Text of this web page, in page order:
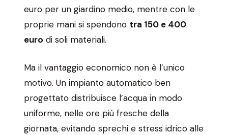
euro per un giardino medio, mentre con le
proprie mani si spendono tra 150 e 400
euro di soli materiali.
Ma il vantaggio economico non è l’unico
motivo. Un impianto automatico ben
progettato distribuisce l’acqua in modo
uniforme, nelle ore più fresche della
giornata, evitando sprechi e stress idrico alle